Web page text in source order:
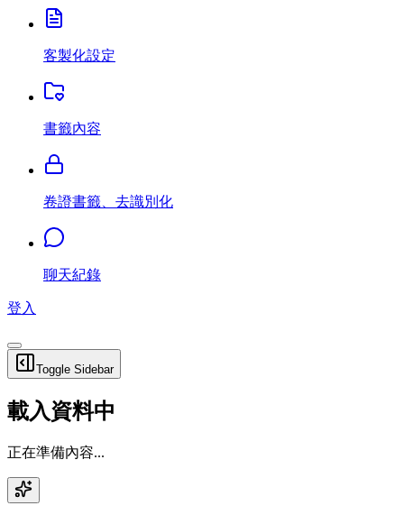
客製化設定
書籤內容
卷證書籤、去識別化
聊天紀錄
登入
Toggle Sidebar
載入資料中
正在準備內容...